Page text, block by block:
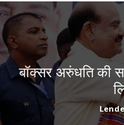
बॉक्सर अरुंधति की